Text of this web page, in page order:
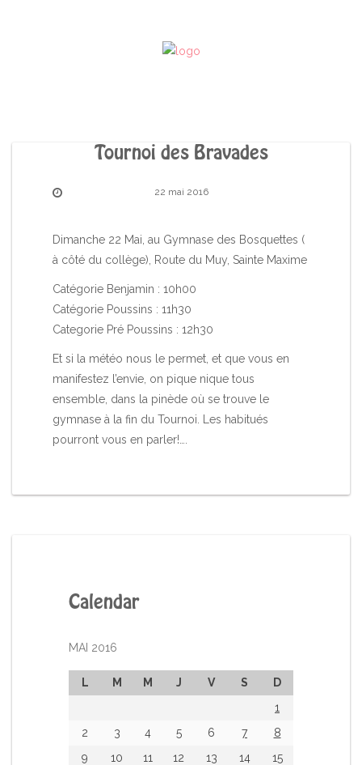
Tournoi des Bravades
22 mai 2016
Dimanche 22 Mai, au Gymnase des Bosquettes (
à côté du collège), Route du Muy, Sainte Maxime
Catégorie Benjamin : 10h00
Catégorie Poussins : 11h30
Categorie Pré Poussins : 12h30
Et si la météo nous le permet, et que vous en
manifestez l’envie, on pique nique tous
ensemble, dans la pinède où se trouve le
gymnase à la fin du Tournoi. Les habitués
pourront vous en parler!….
Calendar
MAI 2016
L M M J V S
D
1
2
3 4 5 6 7
8
9
10 11 12 13 14
15